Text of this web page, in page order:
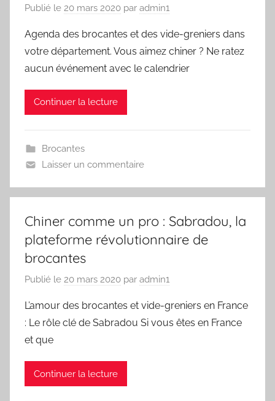
Publié le 20 mars 2020 par admin1
Agenda des brocantes et des vide-greniers dans
votre département. Vous aimez chiner ? Ne ratez
aucun événement avec le calendrier
Continuer la lecture
Brocantes
Laisser un commentaire
Chiner comme un pro : Sabradou, la
plateforme révolutionnaire de
brocantes
Publié le 20 mars 2020 par admin1
L’amour des brocantes et vide-greniers en France
: Le rôle clé de Sabradou Si vous êtes en France
et que
Continuer la lecture